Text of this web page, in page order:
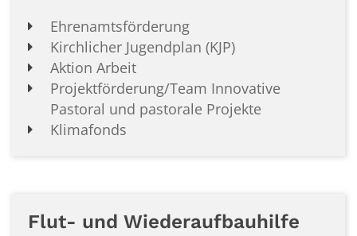
Ehrenamtsförderung
Kirchlicher Jugendplan (KJP)
Aktion Arbeit
Projektförderung/Team Innovative
Pastoral und pastorale Projekte
Klimafonds
Flut- und Wiederaufbauhilfe